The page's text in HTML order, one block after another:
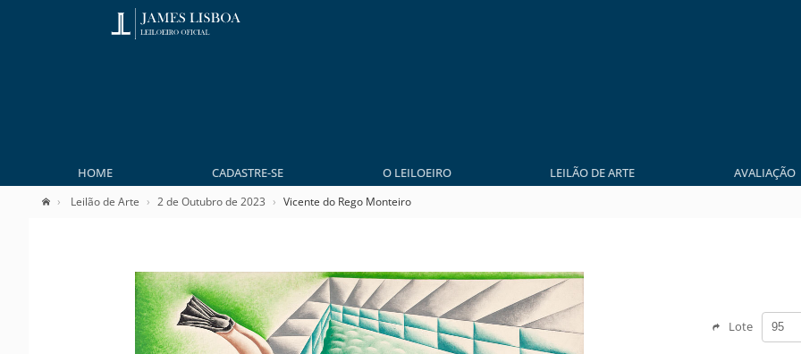
HOME CADASTRE-SE O LEILOEIRO LEILÃO DE ARTE AVALIAÇÃO
Leilão de Arte 2 de Outubro de 2023 Vicente do Rego Monteiro
Lote